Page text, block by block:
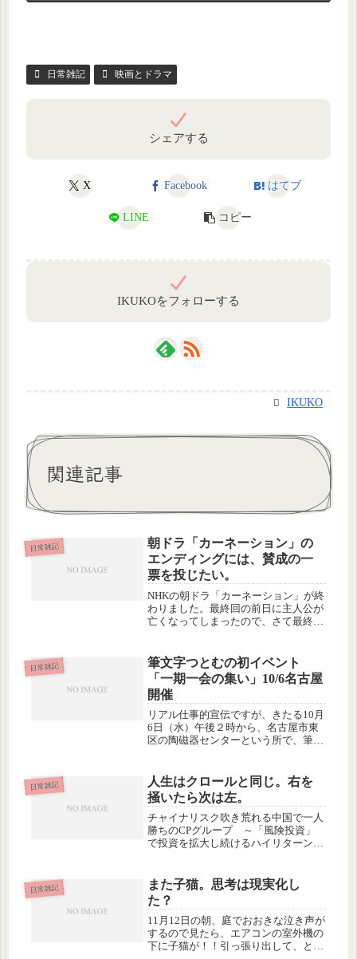
日常雑記 映画とドラマ
シェアする
X Facebook はてブ
LINE コピー
IKUKOをフォローする
IKUKO
関連記事
日常雑記
朝ドラ「カーネーション」の
エンディングには、賛成の一
票を投じたい。
NHKの朝ドラ「カーネーション」が終
わりました。最終回の前日に主人公が
亡くなってしまったので、さて最終回
ていました。最後の、後ろ姿の老人
も、奈津を示唆するだけで正体は明か
日常雑記
筆文字つとむの初イベント
「一期一会の集い」10/6名古屋
開催
リアル仕事的宣伝ですが、きたる10月
6日（水）午後２時から、名古屋市東
区の陶磁器センターという所で、筆文
ズの人込みの中であわただしくお客さ
んとお話しするだけで、時にはゆっ
く...
日常雑記
人生はクロールと同じ。右を
掻いたら次は左。
チャイナリスク吹き荒れる中国で一人
勝ちのCPグループ ～「風険投資」
で投資を拡大し続けるハイリターン経
日、NHKで特集を見ました。タイ生ま
れの華僑、タニン･チャ...
日常雑記
また子猫。思考は現実化し
た？
11月12日の朝、庭でおおきな泣き声が
するので見たら、エアコンの室外機の
下に子猫が！！引っ張り出して、とり